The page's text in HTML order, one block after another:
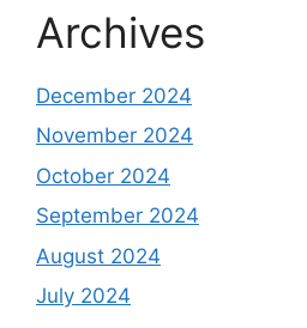
Archives
December 2024
November 2024
October 2024
September 2024
August 2024
July 2024